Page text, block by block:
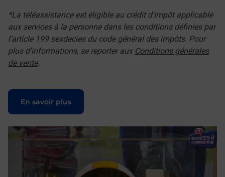
*La téléassistance est éligible au crédit d'impôt applicable
aux services à la personne dans les conditions définies par
l'article 199 sexdecies du code général des impôts. Pour
plus d'informations, se reporter aux Conditions générales
de vente.
En savoir plus
Le lien s'ouvre dans un nouvel onglet